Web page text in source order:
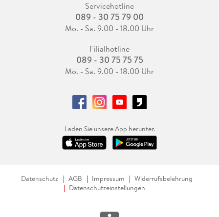
Servicehotline
089 - 30 75 79 00
Mo. - Sa. 9.00 - 18.00 Uhr
Filialhotline
089 - 30 75 75 75
Mo. - Sa. 9.00 - 18.00 Uhr
Laden Sie unsere App herunter.
Datenschutz AGB Impressum
Widerrufsbelehrung
Datenschutzeinstellungen